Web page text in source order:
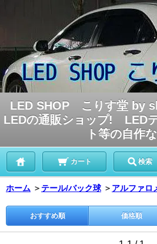
LED SHOP こりす堂 by
LEDの通販ショップ! LED
ト等の自作
カート 検索
ホーム ＞ テール/バック球 ＞ アルファロ
おすすめ順 価格順